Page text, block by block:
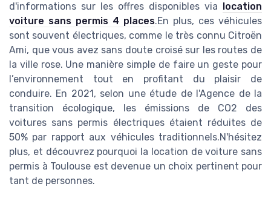
d'informations sur les offres disponibles via
location
voiture sans permis 4 places.En plus, ces véhicules
sont souvent électriques, comme le très connu Citroën
Ami, que vous avez sans doute croisé sur les routes de
la ville rose. Une manière simple de faire un geste pour
l’environnement tout en profitant du plaisir de
conduire. En 2021, selon une étude de l'Agence de la
transition écologique, les émissions de CO2 des
voitures sans permis électriques étaient réduites de
50% par rapport aux véhicules traditionnels.N'hésitez
plus, et découvrez pourquoi la location de voiture sans
permis à Toulouse est devenue un choix pertinent pour
tant de personnes.